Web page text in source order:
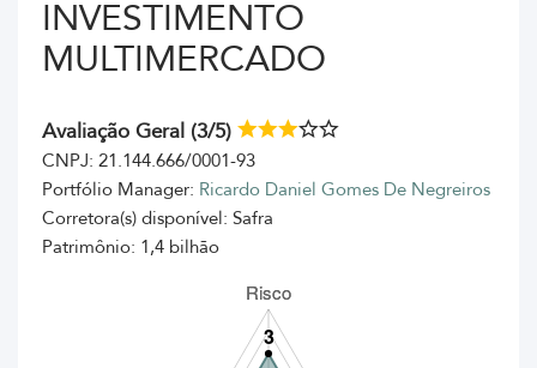
INVESTIMENTO
MULTIMERCADO
Avaliação Geral (3/5)
CNPJ: 21.144.666/0001-93
Portfólio Manager: Ricardo Daniel Gomes De Negreiros
Corretora(s) disponível: Safra
Patrimônio: 1,4 bilhão